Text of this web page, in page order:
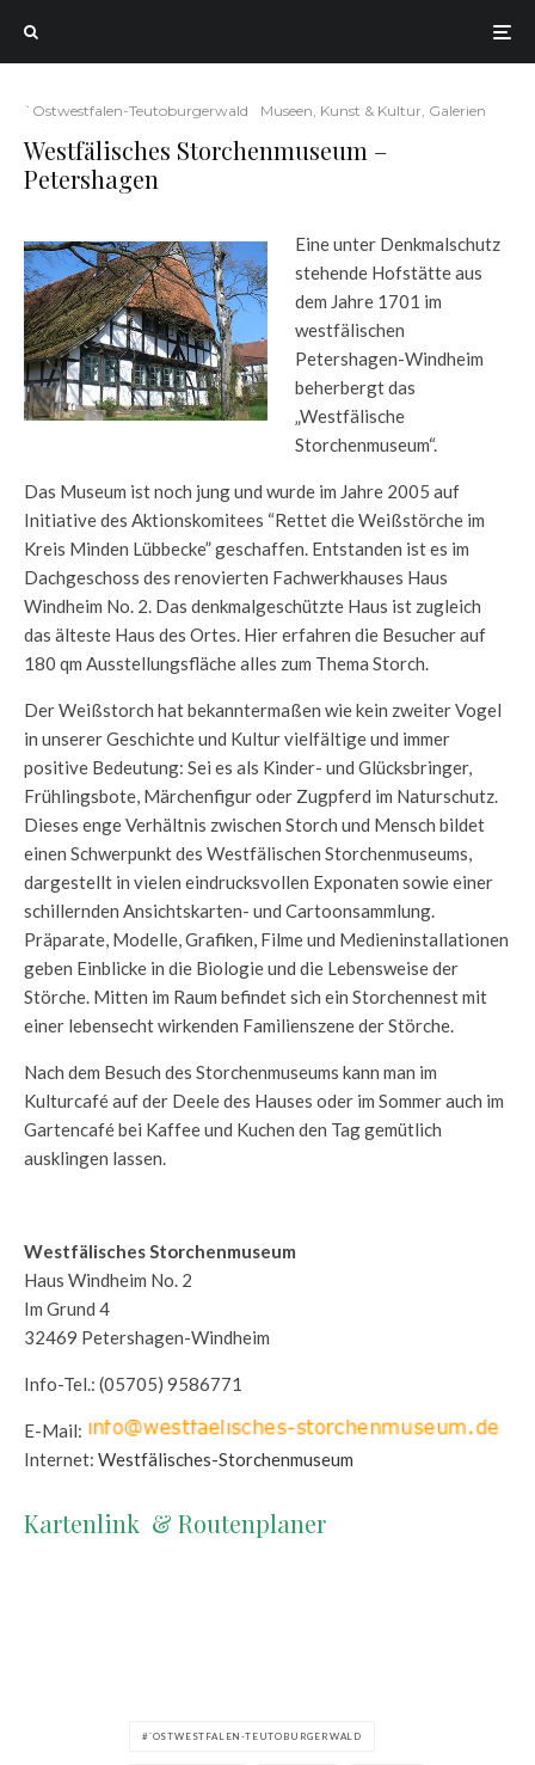
`Ostwestfalen-Teutoburgerwald Museen, Kunst & Kultur, Galerien
Westfälisches Storchenmuseum –
Petershagen
Eine unter Denkmalschutz
stehende Hofstätte aus
dem Jahre 1701 im
westfälischen
Petershagen-Windheim
beherbergt das
„Westfälische
Storchenmuseum“.
Das Museum ist noch jung und wurde im Jahre 2005 auf
Initiative des Aktionskomitees “Rettet die Weißstörche im
Kreis Minden Lübbecke” geschaffen. Entstanden ist es im
Dachgeschoss des renovierten Fachwerkhauses Haus
Windheim No. 2. Das denkmalgeschützte Haus ist zugleich
das älteste Haus des Ortes. Hier erfahren die Besucher auf
180 qm Ausstellungsfläche alles zum Thema Storch.
Der Weißstorch hat bekanntermaßen wie kein zweiter Vogel
in unserer Geschichte und Kultur vielfältige und immer
positive Bedeutung: Sei es als Kinder- und Glücksbringer,
Frühlingsbote, Märchenfigur oder Zugpferd im Naturschutz.
Dieses enge Verhältnis zwischen Storch und Mensch bildet
einen Schwerpunkt des Westfälischen Storchenmuseums,
dargestellt in vielen eindrucksvollen Exponaten sowie einer
schillernden Ansichtskarten- und Cartoonsammlung.
Präparate, Modelle, Grafiken, Filme und Medieninstallationen
geben Einblicke in die Biologie und die Lebensweise der
Störche. Mitten im Raum befindet sich ein Storchennest mit
einer lebensecht wirkenden Familienszene der Störche.
Nach dem Besuch des Storchenmuseums kann man im
Kulturcafé auf der Deele des Hauses oder im Sommer auch im
Gartencafé bei Kaffee und Kuchen den Tag gemütlich
ausklingen lassen.
Westfälisches Storchenmuseum
Haus Windheim No. 2
Im Grund 4
32469 Petershagen-Windheim
Info-Tel.: (05705) 9586771
E-Mail:
Internet: Westfälisches-Storchenmuseum
Kartenlink & Routenplaner
`OSTWESTFALEN-TEUTOBURGERWALD